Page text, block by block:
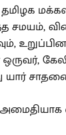
சமயம்,
ஒருவர்,